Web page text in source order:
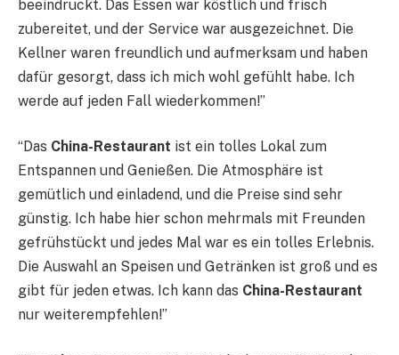
beeindruckt. Das Essen war köstlich und frisch
zubereitet, und der Service war ausgezeichnet. Die
Kellner waren freundlich und aufmerksam und haben
dafür gesorgt, dass ich mich wohl gefühlt habe. Ich
werde auf jeden Fall wiederkommen!”
“Das China-Restaurant ist ein tolles Lokal zum
Entspannen und Genießen. Die Atmosphäre ist
gemütlich und einladend, und die Preise sind sehr
günstig. Ich habe hier schon mehrmals mit Freunden
gefrühstückt und jedes Mal war es ein tolles Erlebnis.
Die Auswahl an Speisen und Getränken ist groß und es
gibt für jeden etwas. Ich kann das China-Restaurant
nur weiterempfehlen!”